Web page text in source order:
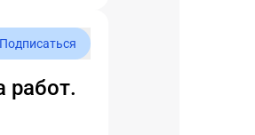
Подписаться
работ.